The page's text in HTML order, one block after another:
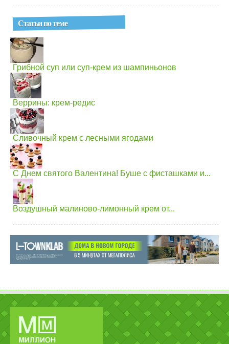
Статьи по теме
Грибной суп или суп-крем из шампиньонов
Веррины: крем-редис
Сливочный крем с лесными ягодами
С Днем святого Валентина! Буше с фисташками и...
Воздушный малиново-лимонный крем от...